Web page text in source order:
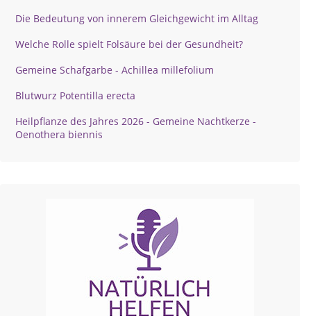
Die Bedeutung von innerem Gleichgewicht im Alltag
Welche Rolle spielt Folsäure bei der Gesundheit?
Gemeine Schafgarbe - Achillea millefolium
Blutwurz Potentilla erecta
Heilpflanze des Jahres 2026 - Gemeine Nachtkerze -
Oenothera biennis